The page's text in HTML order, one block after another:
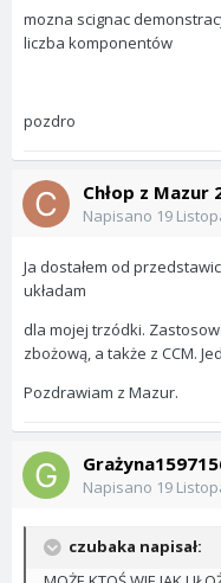
mozna scignac
liczba komponentów
pozdro
Chłop z Mazur
Napisano 19
Ja dostałem od
układam
dla mojej trzódki.
zbożową, a także z CCM.
Pozdrawiam z Mazur.
Napisano 19
czubaka napisał: